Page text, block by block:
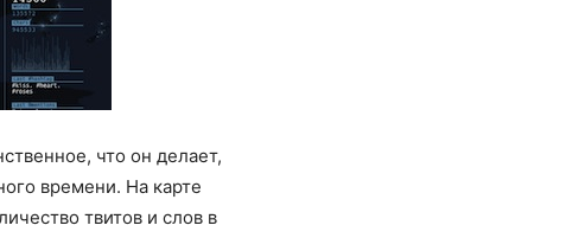
что он делает,
времени. На карте
твитов и слов в